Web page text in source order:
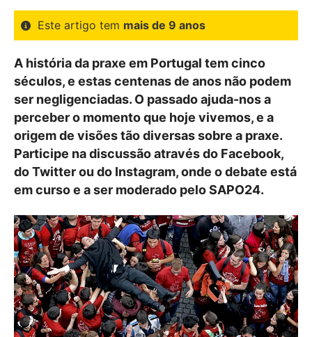
Este artigo tem mais de 9 anos
A história da praxe em Portugal tem cinco
séculos, e estas centenas de anos não podem
ser negligenciadas. O passado ajuda-nos a
perceber o momento que hoje vivemos, e a
origem de visões tão diversas sobre a praxe.
Participe na discussão através do Facebook,
do Twitter ou do Instagram, onde o debate está
em curso e a ser moderado pelo SAPO24.